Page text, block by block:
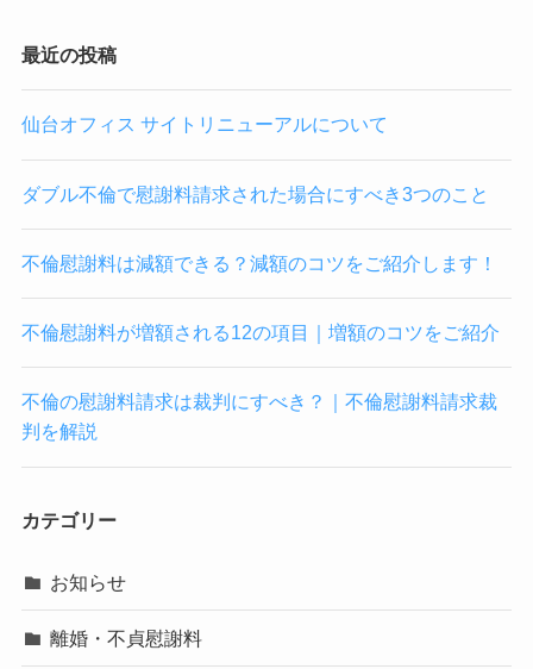
最近の投稿
仙台オフィス サイトリニューアルについて
ダブル不倫で慰謝料請求された場合にすべき3つのこと
不倫慰謝料は減額できる？減額のコツをご紹介します！
不倫慰謝料が増額される12の項目｜増額のコツをご紹介
不倫の慰謝料請求は裁判にすべき？｜不倫慰謝料請求裁
判を解説
カテゴリー
お知らせ
離婚・不貞慰謝料